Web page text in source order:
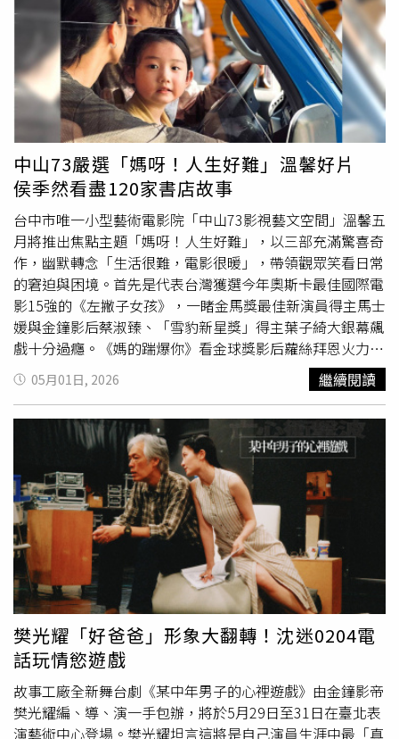
演奏，就連挑剔的法國影媒，都盛讚這群正港音樂家演出了
「獨一無二、直擊情感的音樂饗宴」。導演馬涅在電影《音
樂家四重奏》藏有許多值得細細品味的內容。甚至在拍攝現
場對細小聲音（如琴弓摩擦聲、腳步聲）的執著，還被演員
們吐嘲有「強迫症」。這部笑淚交織的電影《音樂家四重
奏》，劇情不僅關於音樂，更是關於一群「不完美的人」如
何透過藝術找到彼此的故事。4個音樂家角色和劇本、配樂
的完美融合，除助該片榮獲「失去的周末電影俱樂部」電影
獎最佳群體演出、最佳配樂及最佳外語片等三座大獎。馬涅
也因此片榮獲馬拉加法國電影節最佳導演獎。《音樂家四重
奏》將於本周五（15日）起全台上映。
4.2億擊敗其他名琴買家。（圖／海鵬提供）華蕾莉董澤利
2012年曾以成名作《親愛的別哭》，代表法國角逐奧斯卡
最佳外語片。隔年她與前夫傑瑞米艾肯（Jérémie Elkaïm）
演出浪漫喜劇《親你跟我這樣做》（Hand In Hand）更大
受觀眾喜愛。2015年，董澤利單飛執導《非一般床邊故
事》（Marguerite et Julien）更獲選第68屆坎城影展競賽
片。之前除在巴黎市政音樂學院演出戲劇，她其實都靠在麵
包打工維生，直到遇見前夫艾肯才轉拍電影，兩人一度是生
活與工作的好夥伴，作品常展現強烈的女性觀點，細膩刻畫
人與人之間的情感連結，曾榮獲威尼斯影展及法國凱薩獎等
最佳劇本獎。華蕾莉董澤利（右2）演出《音樂家四重奏》
勇奪最佳群體演出3大獎。（圖／海鵬提供）華蕾莉董澤利
在新片《音樂家四重奏》飾演女企業家亞絲翠，一心想集結
四位優秀音樂家、組成「弦樂四重奏」：第一位小提琴家喬
治（馬修史賓諾西 飾）桀驁不馴、十分固執;第二位小提琴
家彼得（丹尼爾葛利特斯基 飾）個性溫和，卻是一位盲
人，並和大 提琴家莉絲（瑪琳維亞勒 飾）有著坎坷的感情
過去。中
家阿波琳（艾瑪拉維耶 飾）不僅最年輕，還
是擁有70萬粉絲的超級網紅。亞絲翠想整合專橫跋扈的他
們，一同演奏父親生前最喜歡的一首歌曲，卻遭到百般刁
難，最後只得求助原作曲家查理波蒙（弗雷德里克皮耶羅
Frédéric Pierrot飾）出面協助。過程爆笑而溫馨，獲國際影
媒讚賞是一場「直擊情感的音樂饗宴」。華蕾莉董澤利《音
樂家四重奏》完美詮釋了「亞絲翠」的優雅精緻，更發揮豐
富的想像力與幽默感，一一搞定、「四」出驚喜，在名琴與
優雅音樂的洗禮下轉化為充滿靈性的情感層次演出。而她獨
樹一格的演出，果然助該片榮獲「失去的周末電影俱樂部電
影獎」最佳群體演出、最佳配樂與最佳外語片等三項大獎。
董澤利盛讚與她合作的四位音樂家演員，他們「真槍實彈」
的演奏，讓她在拍攝過程中，不僅不感覺自己在演戲，更像
是近距離參加了一場頂級的音樂演奏會。《音樂家四重奏》
將於5月15日起全台上映。華蕾莉董澤利《音樂家四重奏》
徵召「4素人」2266的災難演出笑果滿滿。（圖／海鵬提
供）
中山73嚴選「媽呀！人生好難」溫馨好片
侯季然看盡120家書店故事
台中市唯一小型藝術電影院「中山73影視藝文空間」溫馨五
月將推出焦點主題「媽呀！人生好難」，以三部充滿驚喜奇
作，幽默轉念「生活很難，電影很暖」，帶領觀眾笑看日常
的窘迫與困境。首先是代表台灣獲選今年奧斯卡最佳國際電
影15強的《左撇子女孩》，一睹金馬獎最佳新演員得主馬士
媛與金鐘影后蔡淑臻、「雪豹新星獎」得主葉子綺大銀幕飆
戲十分過癮。《媽的踹爆你》看金球獎影后蘿絲拜恩火力全
開，超神演繹在理智與崩潰之間拉扯的當代母親，以心理驚
悚的黑色喜劇風格拆解母職神話。《29號公路》則由日本國
民女神綾瀨遙偕同童星大澤一菜，以溫柔又幽默的方式一段
關於陪伴與理解的夏日旅程。溫馨五月，孕育台灣新銳導演
的金穗獎新片也將在「中山73」登場，台中市影視發展基金
會更將邀請 最具書卷氣的侯季然導演，於 5月9日（六）下
午四點赴「中山73」專題講座「另一種生活的可能：侯季然
的書店影像故事」，該系列影片源於2014年夢田文創執行
長蘇麗媚的邀請，以每集約3至5分鐘的長度，拍攝台灣獨立
書店的故事，總計拍攝了120家台灣獨立書店，記錄了台灣
獨立書店近年來一家家關門的生態轉變。《媽的踹爆你》看
金球獎影后蘿絲拜恩以心理驚悚黑色喜劇風格拆解母職神
話。（圖／海鵬提供）「中山73」獨家將《書店裡的影像
詩》第一季、第二季以及《書店裡的影像詩：停駐與穿越》
等一起作「首輪藝術電影」放映。其中第二季中的一本書
《沒有獨立書店意識的年代》，是由台中東海書苑老闆廖英
良所編著，書中傳達了他對書店與出版業的危機意識和感
慨。侯季然認為書店是一個裡面時間流速跟外面時間流速不
05月01日, 2026 繼續閱讀
樊光耀「好爸爸」形象大翻轉！沈迷0204電
話玩情慾遊戲
故事工廠全新舞台劇《某中年男子的心裡遊戲》由金鐘影帝
樊光耀編、導、演一手包辦，將於5月29日至31日在臺北表
演藝術中心登場。樊光耀坦言這將是自己演員生涯中最「真